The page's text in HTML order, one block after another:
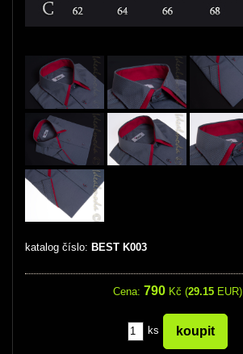
katalog číslo: BEST K003
Cena: 790 Kč (29.15 EUR)
ks